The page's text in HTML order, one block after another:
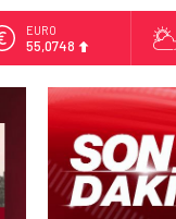
GALERİ
EURO
55,0748
ALTIN
6.623,43
13.785,25
DOLAR
47,7048